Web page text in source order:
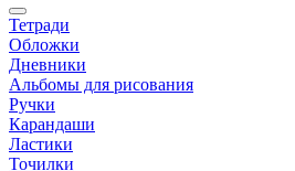
Тетради
Обложки
Дневники
Альбомы для рисования
Ручки
Карандаши
Ластики
Точилки